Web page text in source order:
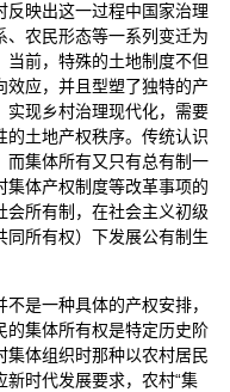
反映出这一过程中国家治理
、农民形态等一系列变迁为
当前，特殊的土地制度不但
效应，并且型塑了独特的产
实现乡村治理现代化，需要
的土地产权秩序。传统认识
而集体所有又只有总有制一
集体产权制度等改革事项的
会所有制，在社会主义初级
同所有权）下发展公有制生
是一种具体的产权安排，
的集体所有权是特定历史阶
集体组织时那种以农村居民
时代发展要求，农村“集